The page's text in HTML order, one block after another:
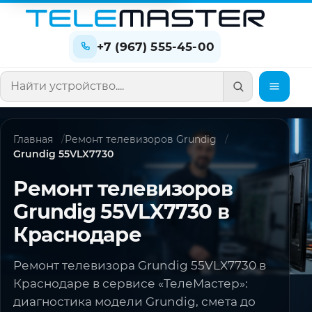
+7 (967) 555-45-00
Поиск по сайту
Главная
Ремонт телевизоров Grundig
Grundig 55VLX7730
Ремонт телевизоров
Grundig 55VLX7730 в
Краснодаре
Ремонт телевизора Grundig 55VLX7730 в
Краснодаре в сервисе «ТелеМастер»:
диагностика модели Grundig, смета до